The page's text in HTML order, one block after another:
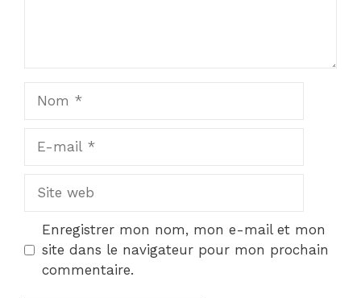
mail
web
Enregistrer mon nom, mon e-mail et mon
site dans le navigateur pour mon prochain
commentaire.